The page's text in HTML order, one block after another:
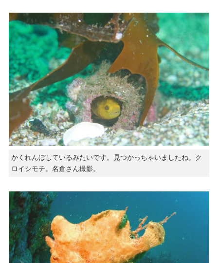
かくれんぼしているみたいです。見つかっちゃいましたね。ク
ロイシモチ。名倉さん撮影。